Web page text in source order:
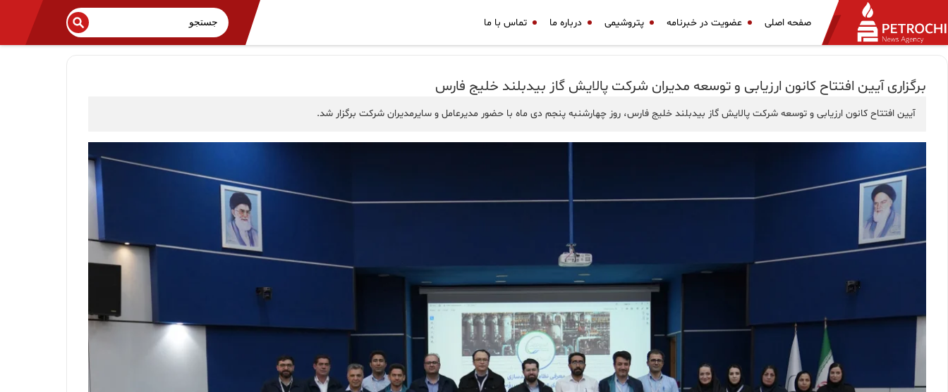
صفحه اصلی عضویت در خبرنامه پتروشیمی درباره ما تماس با ما
برگزاری آیین افتتاح کانون ارزیابی و توسعه مدیران شرکت پالایش گاز بیدبلند خلیج فارس
آیین افتتاح کانون ارزیابی و توسعه شرکت پالایش گاز بیدبلند خلیج فارس، روز چهارشنبه پنجم دی ماه با حضور مدیرعامل و سایرمدیران شرکت برگزار شد.